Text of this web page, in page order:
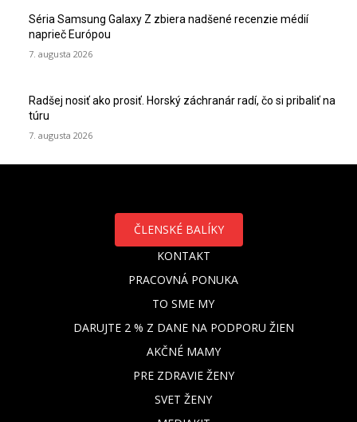
Séria Samsung Galaxy Z zbiera nadšené recenzie médií
naprieč Európou
7. augusta 2026
Radšej nosiť ako prosiť. Horský záchranár radí, čo si pribaliť na
túru
7. augusta 2026
ČLENSKÉ BALÍKY
KONTAKT
PRACOVNÁ PONUKA
TO SME MY
DARUJTE 2 % Z DANE NA PODPORU ŽIEN
AKČNÉ MAMY
PRE ZDRAVIE ŽENY
SVET ŽENY